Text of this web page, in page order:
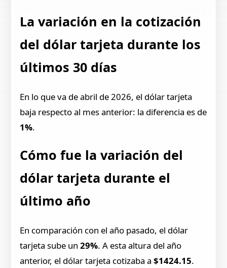
La variación en la cotización
del dólar tarjeta durante los
últimos 30 días
En lo que va de abril de 2026, el dólar tarjeta
baja respecto al mes anterior: la diferencia es de
1%.
Cómo fue la variación del
dólar tarjeta durante el
último año
En comparación con el año pasado, el dólar
tarjeta sube un29%. A esta altura del año
anterior, el dólar tarjeta cotizaba a$1424.15.